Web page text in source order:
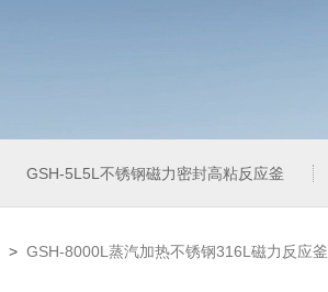
GSH-5L5L不锈钢磁力密封高粘反应釜
> GSH-8000L蒸汽加热不锈钢316L磁力反应釜